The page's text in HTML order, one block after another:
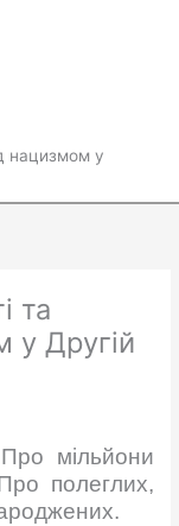
нацизмом у
та
у Другій
мільйони
полеглих,